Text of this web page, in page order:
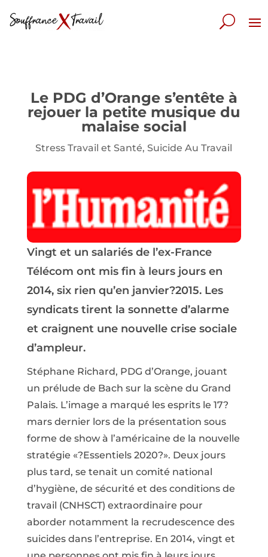
Le PDG d’Orange s’entête à
rejouer la petite musique du
malaise social
Stress Travail et Santé,Suicide Au Travail
Vingt et un salariés de l’ex-France
Télécom ont mis fin à leurs jours en
2014, six rien qu’en janvier?2015. Les
syndicats tirent la sonnette d’alarme
et craignent une nouvelle crise sociale
d’ampleur.
Stéphane Richard, PDG d’Orange, jouant
un prélude de Bach sur la scène du Grand
Palais. L’image a marqué les esprits le 17?
mars dernier lors de la présentation sous
forme de show à l’américaine de la nouvelle
stratégie «?Essentiels 2020?». Deux jours
plus tard, se tenait un comité national
d’hygiène, de sécurité et des conditions de
travail (CNHSCT) extraordinaire pour
aborder notamment la recrudescence des
suicides dans l’entreprise. En 2014, vingt et